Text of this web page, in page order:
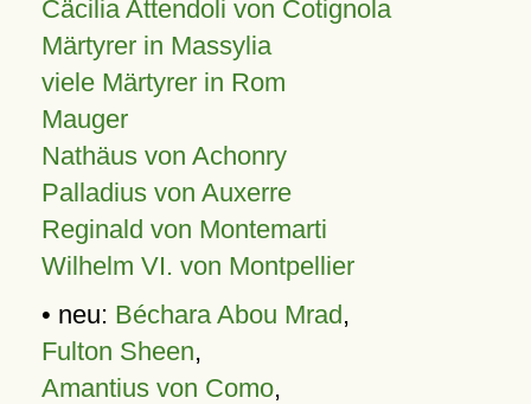
Cäcilia Attendoli von Cotignola
Märtyrer in Massylia
viele Märtyrer in Rom
Mauger
Nathäus von Achonry
Palladius von Auxerre
Reginald von Montemarti
Wilhelm VI. von Montpellier
• neu: Béchara Abou Mrad,
Fulton Sheen,
Amantius von Como,